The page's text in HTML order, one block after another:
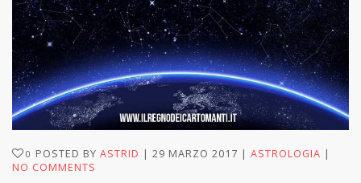
0 POSTED BY ASTRID 29 MARZO 2017
ASTROLOGIA
NO COMMENTS